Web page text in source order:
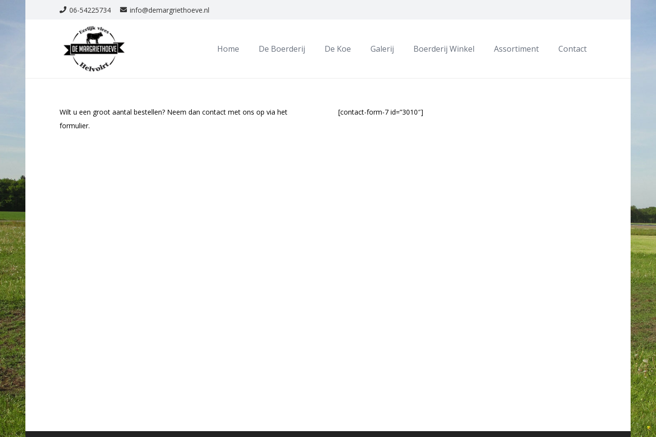
06-54225734 info@demargriethoeve.nl
Home De Boerderij De Koe Galerij Boerderij Winkel Assortiment Contact
Wilt u een groot aantal bestellen? Neem dan contact met ons op via het
formulier.
[contact-form-7 id=”3010″]